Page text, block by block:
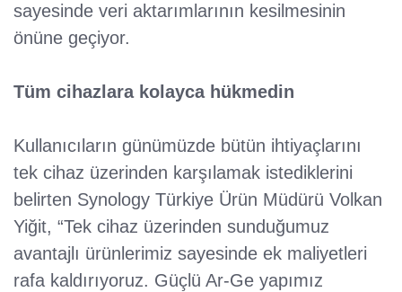
sayesinde veri aktarımlarının kesilmesinin
önüne geçiyor.
Tüm cihazlara kolayca hükmedin
Kullanıcıların günümüzde bütün ihtiyaçlarını
tek cihaz üzerinden karşılamak istediklerini
belirten Synology Türkiye Ürün Müdürü Volkan
Yiğit, “Tek cihaz üzerinden sunduğumuz
avantajlı ürünlerimiz sayesinde ek maliyetleri
rafa kaldırıyoruz. Güçlü Ar-Ge yapımız